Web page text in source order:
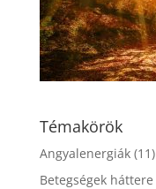
Témakörök
Angyalenergiák(11)
Betegségek háttere